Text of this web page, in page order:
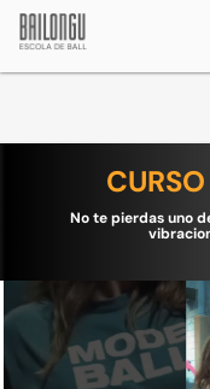
No te pierdas uno